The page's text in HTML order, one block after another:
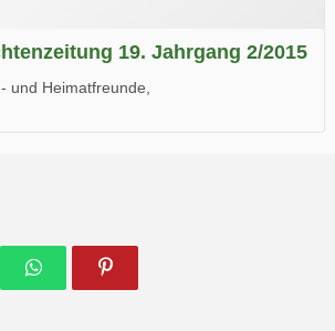
19. Jahrgang 2/2015
und Heimatfreunde,